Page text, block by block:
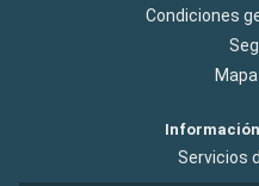
Condiciones
Servicios